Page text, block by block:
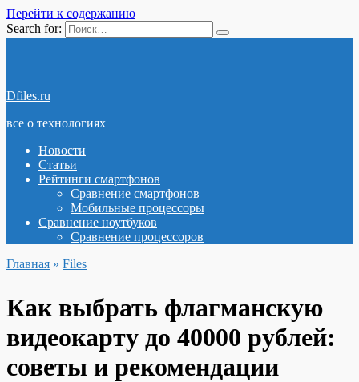
Перейти к содержанию
Search for:
Dfiles.ru
все о технологиях
Новости
Статьи
Рейтинги смартфонов
Сравнение смартфонов
Мобильные процессоры
Сравнение ноутбуков
Сравнение процессоров
Главная » Files
Как выбрать флагманскую
видеокарту до 40000 рублей:
советы и рекомендации